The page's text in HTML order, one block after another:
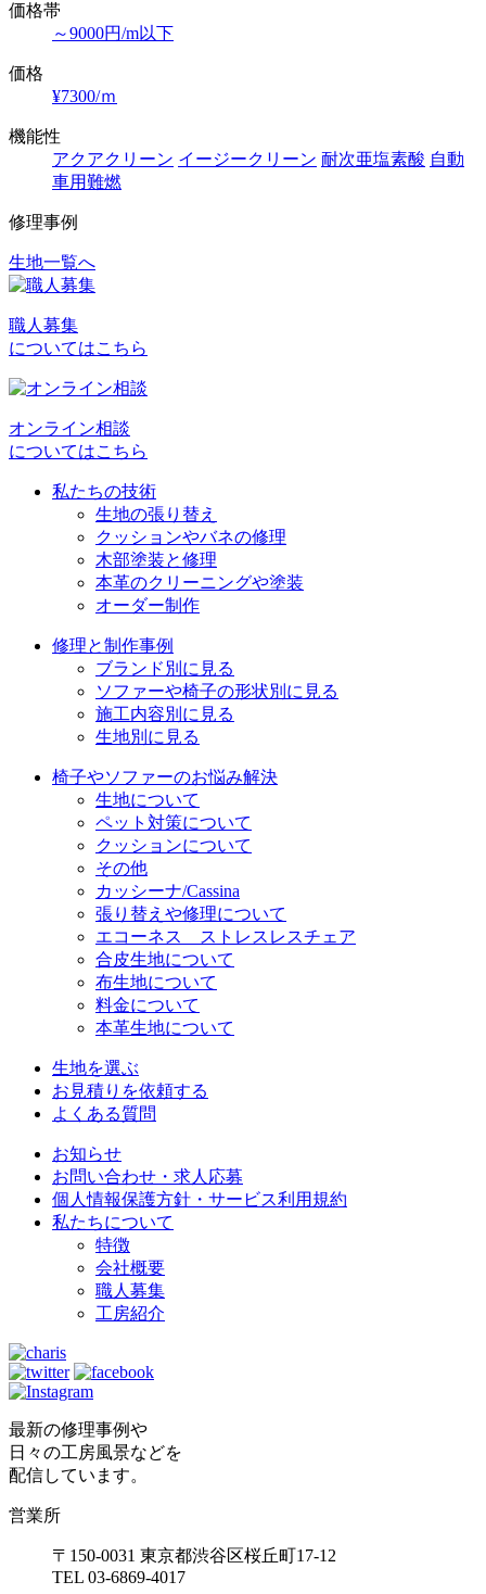
価格帯
～9000円/m以下
価格
¥7300/ｍ
機能性
アクアクリーン イージークリーン 耐次亜塩素酸 自動
車用難燃
修理事例
投
ナ
ビ
ー
生地一覧へ
職人募集
についてはこちら
オンライン相談
についてはこちら
私たちの技術
生地の張り替え
クッションやバネの修理
木部塗装と修理
本革のクリーニングや塗装
オーダー制作
修理と制作事例
ブランド別に見る
ソファーや椅子の形状別に見る
施工内容別に見る
生地別に見る
椅子やソファーのお悩み解決
生地について
ペット対策について
クッションについて
その他
カッシーナ/Cassina
張り替えや修理について
エコーネス ストレスレスチェア
合皮生地について
布生地について
料金について
本革生地について
生地を選ぶ
お見積りを依頼する
よくある質問
お知らせ
お問い合わせ・求人応募
個人情報保護方針・サービス利用規約
私たちについて
特徴
会社概要
職人募集
工房紹介
最新の修理事例や
日々の工房風景などを
配信しています。
営業所
〒150-0031 東京都渋谷区桜丘町17-12
TEL 03-6869-4017